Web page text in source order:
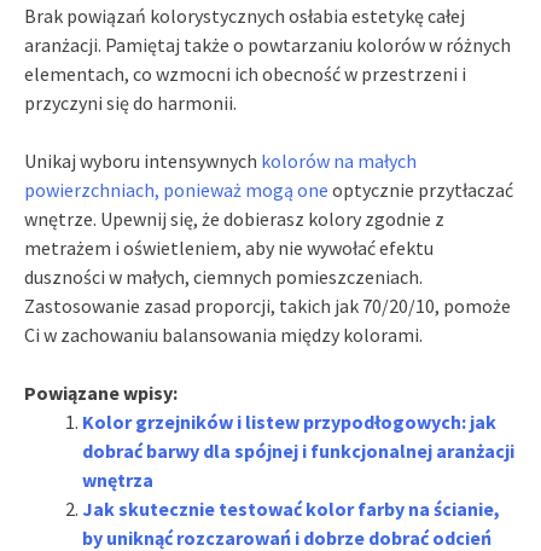
Brak powiązań kolorystycznych osłabia estetykę całej
aranżacji. Pamiętaj także o powtarzaniu kolorów w różnych
elementach, co wzmocni ich obecność w przestrzeni i
przyczyni się do harmonii.
Unikaj wyboru intensywnych kolorów na małych
powierzchniach, ponieważ mogą one optycznie przytłaczać
wnętrze. Upewnij się, że dobierasz kolory zgodnie z
metrażem i oświetleniem, aby nie wywołać efektu
duszności w małych, ciemnych pomieszczeniach.
Zastosowanie zasad proporcji, takich jak 70/20/10, pomoże
Ci w zachowaniu balansowania między kolorami.
Powiązane wpisy:
Kolor grzejników i listew przypodłogowych: jak
dobrać barwy dla spójnej i funkcjonalnej aranżacji
wnętrza
Jak skutecznie testować kolor farby na ścianie,
by uniknąć rozczarowań i dobrze dobrać odcień